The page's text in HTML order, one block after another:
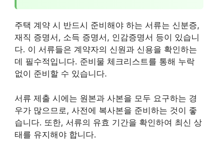
주택 계약 시 반드시 준비해야 하는 서류는 신분증,
재직 증명서, 소득 증명서, 인감증명서 등이 있습니
다. 이 서류들은 계약자의 신원과 신용을 확인하는
데 필수적입니다. 준비물 체크리스트를 통해 누락
없이 준비할 수 있습니다.
서류 제출 시에는 원본과 사본을 모두 요구하는 경
우가 많으므로, 사전에 복사본을 준비하는 것이 좋
습니다. 또한, 서류의 유효 기간을 확인하여 최신 상
태를 유지해야 합니다.